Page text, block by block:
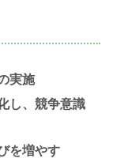
実施
し、競争意識
を増やす